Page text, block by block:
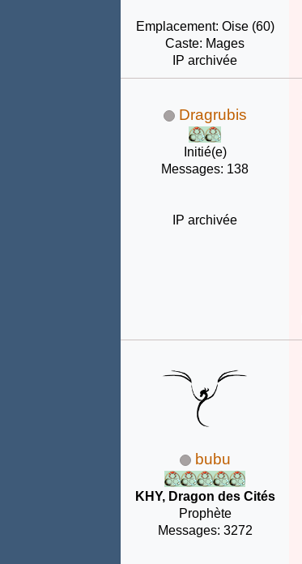
Emplacement: Oise (60)
Caste: Mages
IP archivée
Dragrubis
Initié(e)
Messages: 138
IP archivée
bubu
KHY, Dragon des Cités
Prophète
Messages: 3272